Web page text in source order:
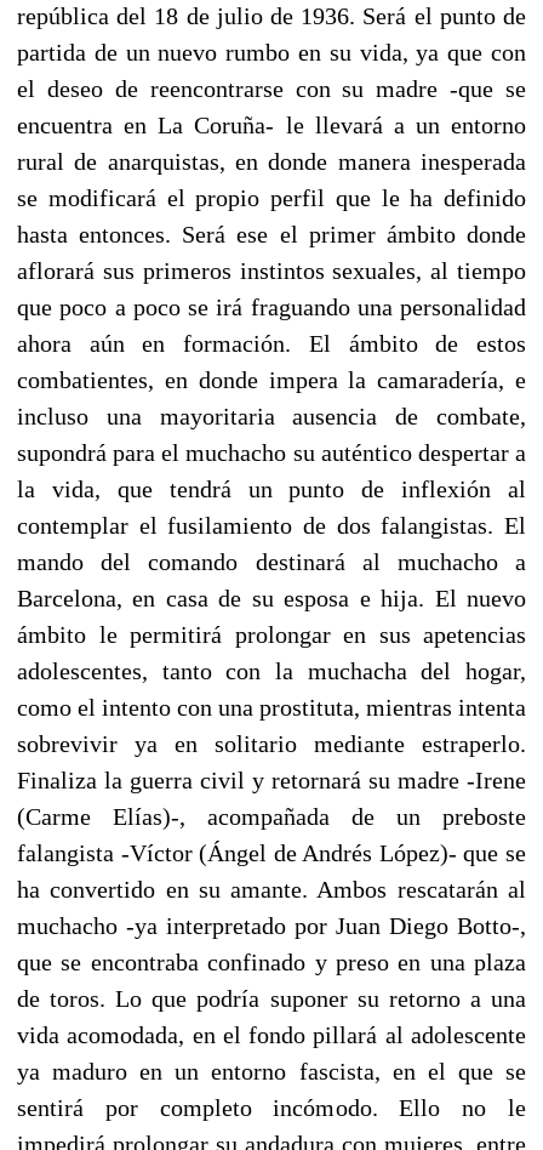
república del 18 de julio de 1936. Será el punto de
partida de un nuevo rumbo en su vida, ya que con
el deseo de reencontrarse con su madre -que se
encuentra en La Coruña- le llevará a un entorno
rural de anarquistas, en donde manera inesperada
se modificará el propio perfil que le ha definido
hasta entonces. Será ese el primer ámbito donde
aflorará sus primeros instintos sexuales, al tiempo
que poco a poco se irá fraguando una personalidad
ahora aún en formación. El ámbito de estos
combatientes, en donde impera la camaradería, e
incluso una mayoritaria ausencia de combate,
supondrá para el muchacho su auténtico despertar a
la vida, que tendrá un punto de inflexión al
contemplar el fusilamiento de dos falangistas. El
mando del comando destinará al muchacho a
Barcelona, en casa de su esposa e hija. El nuevo
ámbito le permitirá prolongar en sus apetencias
adolescentes, tanto con la muchacha del hogar,
como el intento con una prostituta, mientras intenta
sobrevivir ya en solitario mediante estraperlo.
Finaliza la guerra civil y retornará su madre -Irene
(Carme Elías)-, acompañada de un preboste
falangista -Víctor (Ángel de Andrés López)- que se
ha convertido en su amante. Ambos rescatarán al
muchacho -ya interpretado por Juan Diego Botto-,
que se encontraba confinado y preso en una plaza
de toros. Lo que podría suponer su retorno a una
vida acomodada, en el fondo pillará al adolescente
ya maduro en un entorno fascista, en el que se
sentirá por completo incómodo. Ello no le
impedirá prolongar su andadura con mujeres, entre